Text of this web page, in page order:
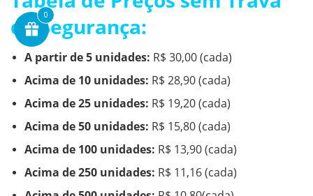
de Segurança:
A partir de 5 unidades: R$ 30,00 (cada)
Acima de 10 unidades: R$ 28,90(cada)
Acima de 25 unidades: R$ 19,20(cada)
Acima de 50 unidades: R$ 15,80(cada)
Acima de 100 unidades: R$ 13,90(cada)
Acima de 250 unidades: R$ 11,16(cada)
0